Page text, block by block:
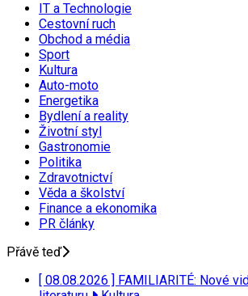
IT a Technologie
Cestovní ruch
Obchod a média
Sport
Kultura
Auto-moto
Energetika
Bydlení a reality
Životní styl
Gastronomie
Politika
Zdravotnictví
Věda a školství
Finance a ekonomika
PR články
Přávě teď
[ 08.08.2026 ] FAMILIARITÉ: Nové